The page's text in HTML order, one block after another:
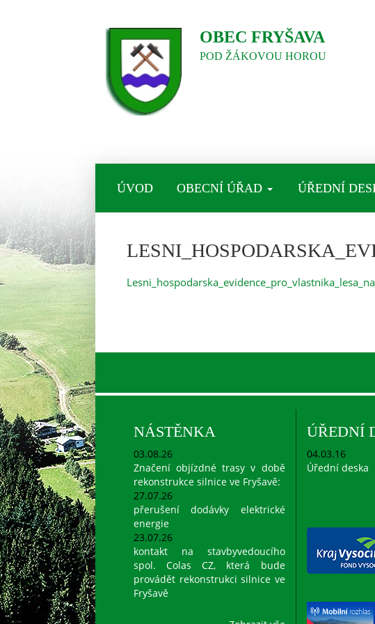
OBEC FRYŠAVA
POD ŽÁKOVOU HOROU
ÚVOD OBECNÍ ÚŘAD ÚŘEDNÍ
NÁSTĚNKA
03.08.26
Značení objízdné trasy v době
rekonstrukce silnice ve Fryšavě:
27.07.26
přerušení dodávky elektrické
energie
23.07.26
kontakt na stavbyvedoucího
spol. Colas CZ, která bude
provádět rekonstrukci silnice ve
Fryšavě
ÚŘEDNÍ
04.03.16
Úřední deska